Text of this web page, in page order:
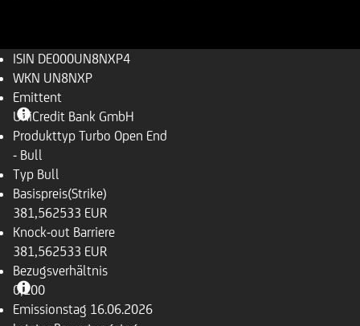
ISIN DE000UN8NXP4
WKN UN8NXP
Emittent
UniCredit Bank GmbH
Produkttyp Turbo Open End
- Bull
Typ Bull
Basispreis(Strike)
381,562533 EUR
Knock-out Barriere
381,562533 EUR
Bezugsverhältnis
0,100
Emissionstag 16.06.2026